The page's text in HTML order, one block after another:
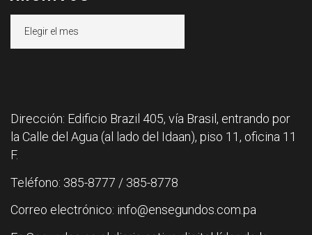
Dirección: Edificio Brazil 405, vía Brasil, entrando por
la Calle del Agua (al lado del Idaan), piso 11, oficina 11
F.
Teléfono: 385-8777 / 385-8778
Correo electrónico: info@ensegundos.com.pa